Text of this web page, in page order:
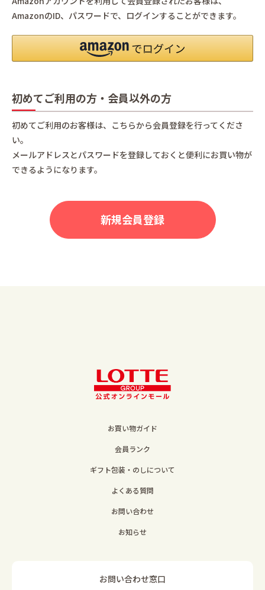
AmazonのID、パスワードで、ログインすることができます。
初めてご利用の方・会員以外の方
初めてご利用のお客様は、こちらから会員登録を行ってくださ
い。
メールアドレスとパスワードを登録しておくと便利にお買い物が
できるようになります。
お買い物ガイド
会員ランク
ギフト包装・のしについて
よくある質問
お問い合わせ
お知らせ
お問い合わせ窓口